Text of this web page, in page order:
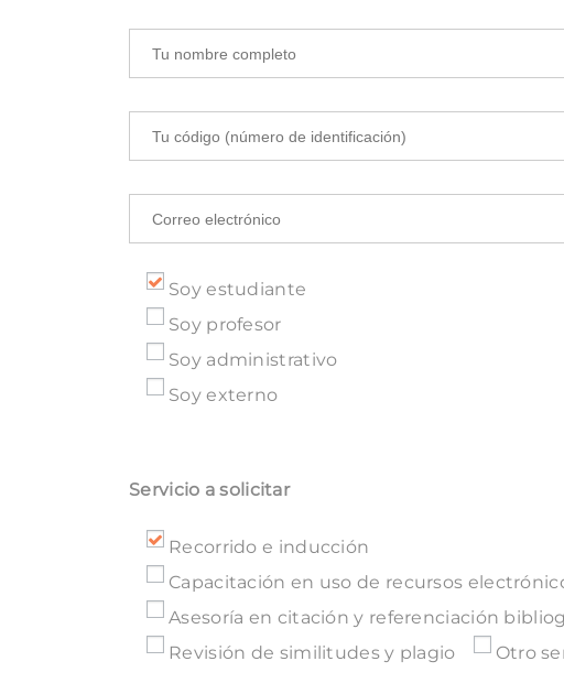
Soy estudiante
Soy profesor
Soy administrativo
Soy externo
Servicio a solicitar
Recorrido e inducción
Capacitación en uso de recursos
Asesoría en citación y referenciación
Revisión de similitudes y plagio
Otro